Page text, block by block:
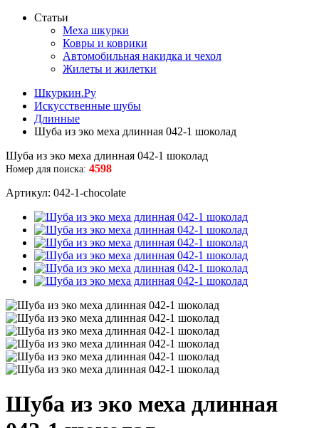
Статьи
Меха шкурки
Ковры и коврики
Автомобильная накидка и чехол
Жилеты и жилетки
Шкуркин.Ру
Искусственные шубы
Длинные
Шуба из эко меха длинная 042-1 шоколад
Шуба из эко меха длинная 042-1 шоколад
Номер для поиска: 4598
Артикул: 042-1-chocolate
Шуба из эко меха длинная